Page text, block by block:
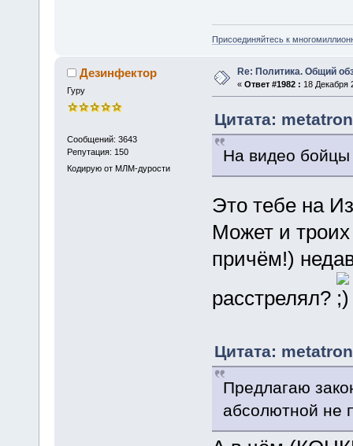
Присоединяйтесь к
Дезинфектор
Гуру
Сообщений: 3643
Репутация: 150
Кодирую от МЛМ-дурости
Re: Политика. Общий
« Ответ #1982 : 18 Декабря
Цитата:
На видео
Это тебе на
Может и
причём!)
расстрелял?
Цитата:
Предлагаю
абсолютной не